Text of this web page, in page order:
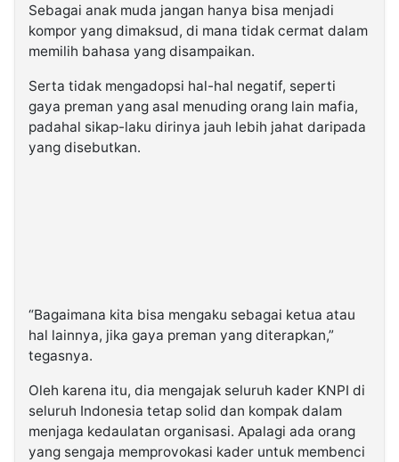
Sebagai anak muda jangan hanya bisa menjadi
kompor yang dimaksud, di mana tidak cermat dalam
memilih bahasa yang disampaikan.
Serta tidak mengadopsi hal-hal negatif, seperti
gaya preman yang asal menuding orang lain mafia,
padahal sikap-laku dirinya jauh lebih jahat daripada
yang disebutkan.
“Bagaimana kita bisa mengaku sebagai ketua atau
hal lainnya, jika gaya preman yang diterapkan,”
tegasnya.
Oleh karena itu, dia mengajak seluruh kader KNPI di
seluruh Indonesia tetap solid dan kompak dalam
menjaga kedaulatan organisasi. Apalagi ada orang
yang sengaja memprovokasi kader untuk membenci